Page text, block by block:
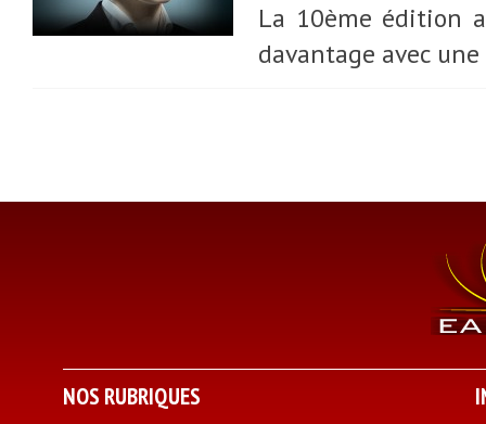
La 10ème édition
davantage avec
NOS RUBRIQUES